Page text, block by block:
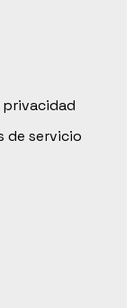
privacidad
de servicio